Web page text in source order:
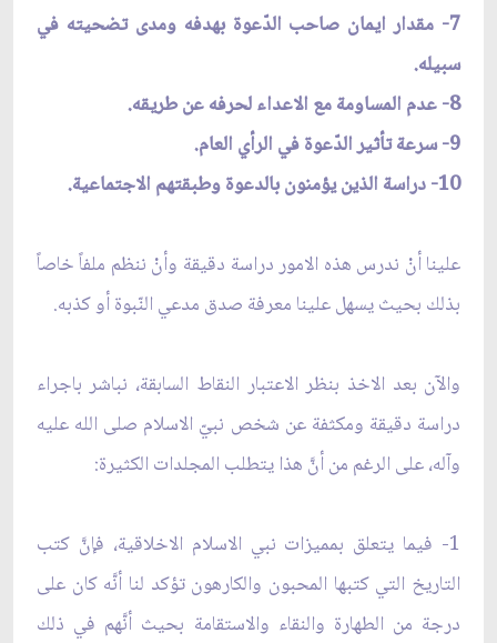
7- مقدار ايمان صاحب الدّعوة بهدفه ومدى تضحيته في
سبيله.
8- عدم المساومة مع الاعداء لحرفه عن طريقه.
9- سرعة تأثير الدّعوة في الرأي العام.
10- دراسة الذين يؤمنون بالدعوة وطبقتهم الاجتماعية.
علينا أنْ ندرس هذه الامور دراسة دقيقة وأنْ ننظم ملفاً خاصاً
بذلك بحيث يسهل علينا معرفة صدق مدعي النّبوة أو كذبه.
والآن بعد الاخذ بنظر الاعتبار النقاط السابقة، نباشر باجراء
دراسة دقيقة ومكثفة عن شخص نبيّ الاسلام صلى الله عليه
وآله، على الرغم من أنَّ هذا يتطلب المجلدات الكثيرة:
1- فيما يتعلق بمميزات نبي الاسلام الاخلاقية، فإنَّ كتب
التاريخ التي كتبها المحبون والكارهون تؤكد لنا أنَّه كان على
درجة من الطهارة والنقاء والاستقامة بحيث أنَّهم في ذلك